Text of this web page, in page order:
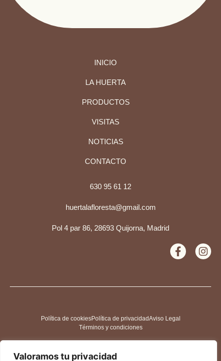
Valoramos tu privacidad
INICIO
LA HUERTA
PRODUCTOS
VISITAS
NOTICIAS
CONTACTO
630 95 61 12
huertalafloresta@gmail.com
Pol 4 par 86, 28693 Quijorna, Madrid
Política de cookiesPolítica de privacidadAviso Legal
Términos y condiciones